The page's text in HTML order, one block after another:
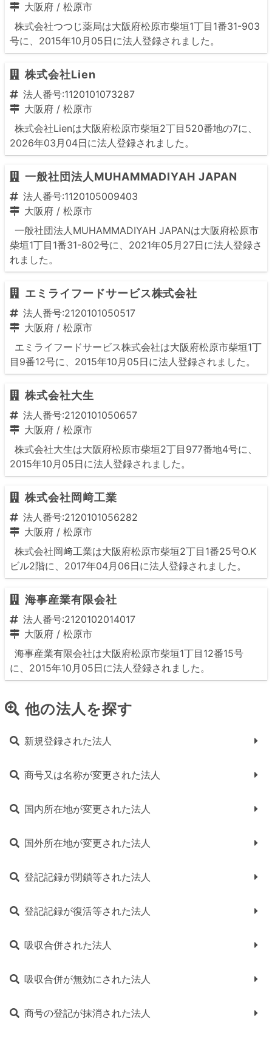
大阪府 / 松原市
株式会社つつじ薬局は大阪府松原市柴垣1丁目1番31-903
号に、2015年10月05日に法人登録されました。
株式会社Lien
法人番号:1120101073287
大阪府 / 松原市
株式会社Lienは大阪府松原市柴垣2丁目520番地の7に、
2026年03月04日に法人登録されました。
一般社団法人MUHAMMADIYAH JAPAN
法人番号:1120105009403
大阪府 / 松原市
一般社団法人MUHAMMADIYAH JAPANは大阪府松原市
柴垣1丁目1番31-802号に、2021年05月27日に法人登録さ
れました。
エミライフードサービス株式会社
法人番号:2120101050517
大阪府 / 松原市
エミライフードサービス株式会社は大阪府松原市柴垣1丁
目9番12号に、2015年10月05日に法人登録されました。
株式会社大生
法人番号:2120101050657
大阪府 / 松原市
株式会社大生は大阪府松原市柴垣2丁目977番地4号に、
2015年10月05日に法人登録されました。
株式会社岡﨑工業
法人番号:2120101056282
大阪府 / 松原市
株式会社岡﨑工業は大阪府松原市柴垣2丁目1番25号O.K
ビル2階に、2017年04月06日に法人登録されました。
海事産業有限会社
法人番号:2120102014017
大阪府 / 松原市
海事産業有限会社は大阪府松原市柴垣1丁目12番15号
に、2015年10月05日に法人登録されました。
他の法人を探す
新規登録された法人
商号又は名称が変更された法人
国内所在地が変更された法人
国外所在地が変更された法人
登記記録が閉鎖等された法人
登記記録が復活等された法人
吸収合併された法人
吸収合併が無効にされた法人
商号の登記が抹消された法人